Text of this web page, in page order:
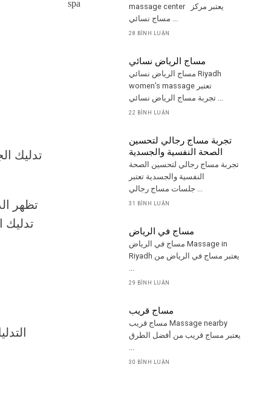
تدليك
تظهر
تدليك
massage center يعتبر مركز
مساج نسائي ...
28 BÌNH LUẬN
مساج الرياض نسائي
مساج الرياض نسائي Riyadh
women’s massage تعتبر
تجربة مساج الرياض نسائي ...
22 BÌNH LUẬN
تجربة مساج رجالي لتحسين
الصحة النفسية والجسدية
تجربة مساج رجالي لتحسين الصحة
النفسية والجسدية تعتبر
جلسات مساج رجالي ...
31 BÌNH LUẬN
مساج في الرياض
مساج في الرياض Massage in
Riyadh يعتبر مساج في الرياض من
...
29 BÌNH LUẬN
مساج قريب
مساج قريب Massage nearby
يعتبر مساج قريب من أفضل الطرق
...
30 BÌNH LUẬN